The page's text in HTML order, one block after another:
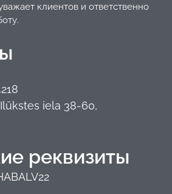
клиентов и ответственно
iela 38-60,
реквизиты